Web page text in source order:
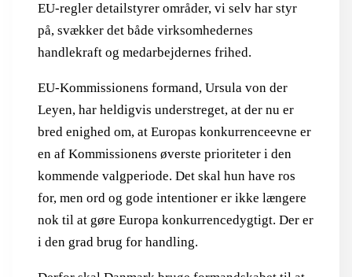
EU-regler detailstyrer områder, vi selv har styr
på, svækker det både virksomhedernes
handlekraft og medarbejdernes frihed.
EU-Kommissionens formand, Ursula von der
Leyen, har heldigvis understreget, at der nu er
bred enighed om, at Europas konkurrenceevne er
en af Kommissionens øverste prioriteter i den
kommende valgperiode. Det skal hun have ros
for, men ord og gode intentioner er ikke længere
nok til at gøre Europa konkurrencedygtigt. Der er
i den grad brug for handling.